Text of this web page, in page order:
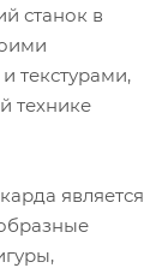
станок в
текстурами,
технике
является